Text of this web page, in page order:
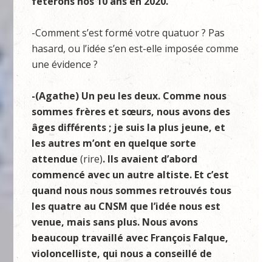
-Comment s’est formé votre quatuor ? Pas
hasard, ou l’idée s’en est-elle imposée comme
une évidence ?
-(Agathe) Un peu les deux. Comme nous
sommes frères et sœurs, nous avons des
âges différents ; je suis la plus jeune, et
les autres m’ont en quelque sorte
attendue(rire). Ils avaient d’abord
commencé avec un autre altiste. Et c’est
quand nous nous sommes retrouvés tous
les quatre au CNSM que l’idée nous est
venue, mais sans plus. Nous avons
beaucoup travaillé avec François Falque,
violoncelliste, qui nous a conseillé de